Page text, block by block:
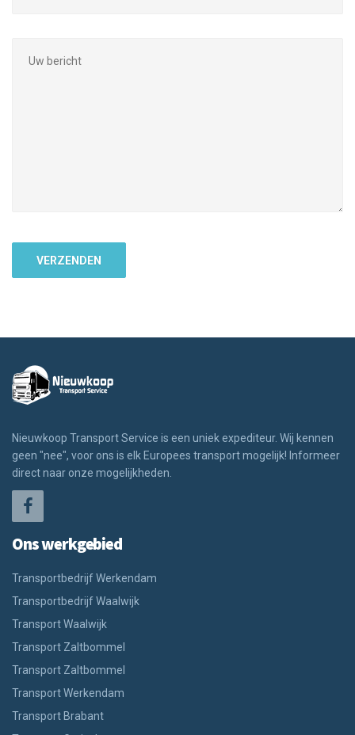
Nieuwkoop Transport Service is een uniek expediteur. Wij kennen
geen "nee", voor ons is elk Europees transport mogelijk! Informeer
direct naar onze mogelijkheden.
Ons werkgebied
Transportbedrijf Werkendam
Transportbedrijf Waalwijk
Transport Waalwijk
Transport Zaltbommel
Transport Zaltbommel
Transport Werkendam
Transport Brabant